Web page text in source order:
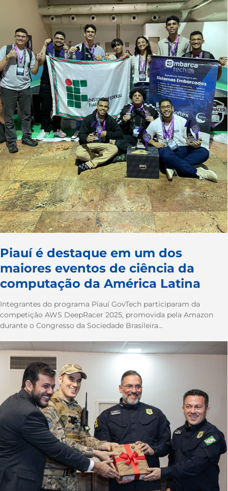
Piauí é destaque em um dos
maiores eventos de ciência da
computação da América Latina
Integrantes do programa Piauí GovTech participaram da
competição AWS DeepRacer 2025, promovida pela Amazon
durante o Congresso da Sociedade Brasileira...